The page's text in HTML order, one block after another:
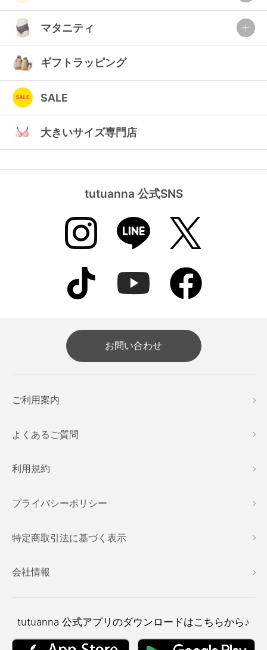
マタニティ
ギフトラッピング
SALE
大きいサイズ専門店
tutuanna 公式SNS
お問い合わせ
ご利用案内
よくあるご質問
利用規約
プライバシーポリシー
特定商取引法に基づく表示
会社情報
tutuanna 公式アプリのダウンロードはこちらから♪